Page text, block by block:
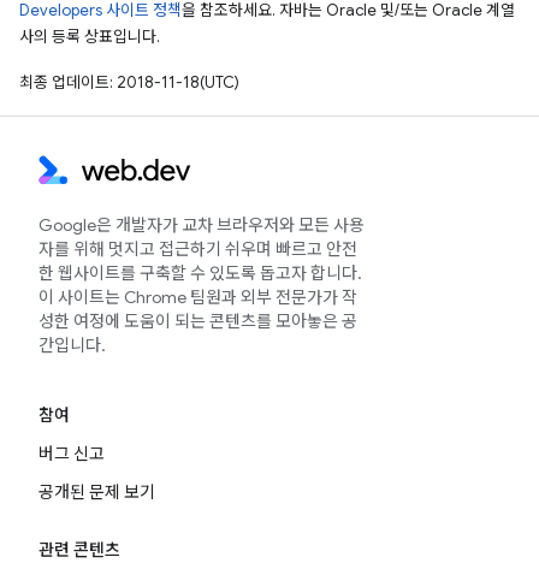
Developers 사이트 정책을 참조하세요. 자바는 Oracle 및/또는 Oracle 계열
사의 등록 상표입니다.
최종 업데이트: 2018-11-18(UTC)
Google은 개발자가 교차 브라우저와 모든 사용
자를 위해 멋지고 접근하기 쉬우며 빠르고 안전
한 웹사이트를 구축할 수 있도록 돕고자 합니다.
이 사이트는 Chrome 팀원과 외부 전문가가 작
성한 여정에 도움이 되는 콘텐츠를 모아놓은 공
간입니다.
참여
버그 신고
공개된 문제 보기
관련 콘텐츠